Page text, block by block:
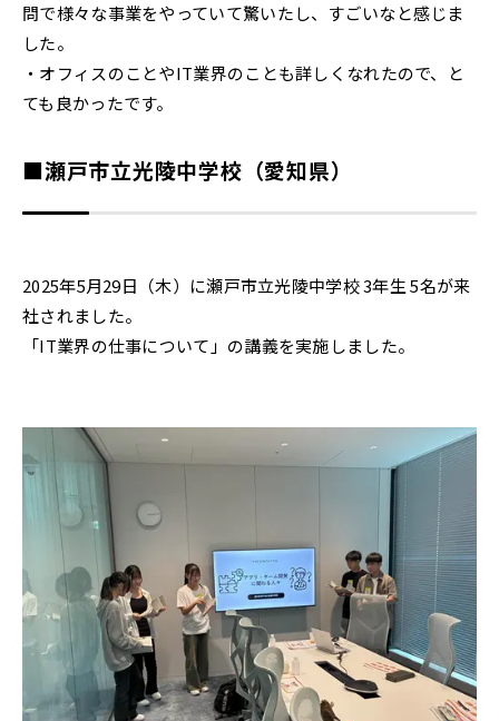
問で様々な事業をやっていて驚いたし、すごいなと感じま
した。
・オフィスのことやIT業界のことも詳しくなれたので、と
ても良かったです。
■瀬戸市立光陵中学校（愛知県）
2025年5月29日（木）に瀬戸市立光陵中学校 3年生 5名が来
社されました。
「IT業界の仕事について」の講義を実施しました。